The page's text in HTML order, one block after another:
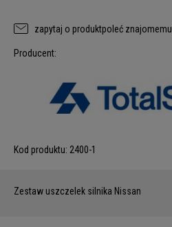
zapytaj o produktpoleć znajomemu
Producent:
Kod produktu: 2400-1
Zestaw uszczelek silnika Nissan